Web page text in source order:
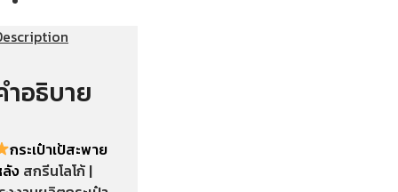
ำอธิบาย
กระเป๋าเป้สะพาย
ง สกรีนโลโก้ |